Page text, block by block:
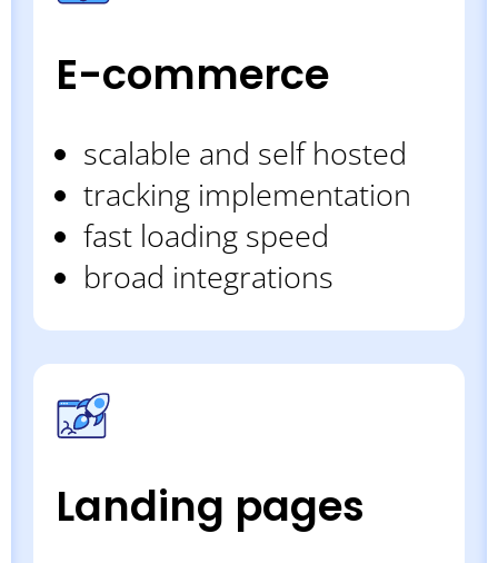
E-commerce
scalable and self hosted
tracking implementation
fast loading speed
broad integrations
Landing pages